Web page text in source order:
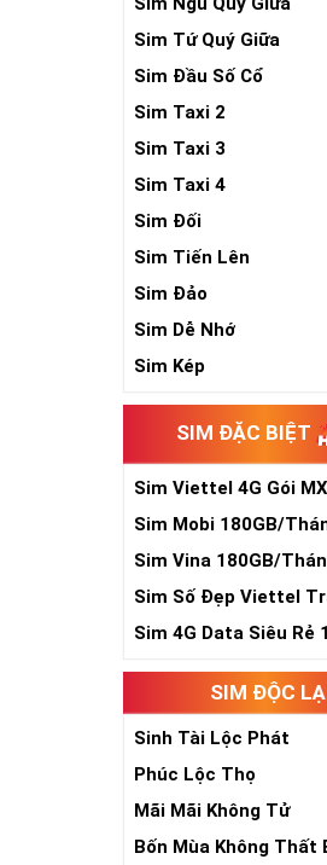
Sim Tứ Quý Giữa
Sim Đầu Số Cổ
Sim Taxi 2
Sim Taxi 3
Sim Taxi 4
Sim Đối
Sim Tiến Lên
Sim Đảo
Sim Dễ Nhớ
Sim Kép
SIM ĐẶC BIỆT
Sim Viettel 4G Gói
Siêu Rẻ
Sim Mobi 180GB/
TK159
Sim Vina 180GB/
Sim Số Đẹp Viettel
Sim 4G Data Siêu Rẻ
SIM ĐỘC LẠ
Sinh Tài Lộc Phát
Phúc Lộc Thọ
Mãi Mãi Không Tử
Bốn Mùa Không Thất